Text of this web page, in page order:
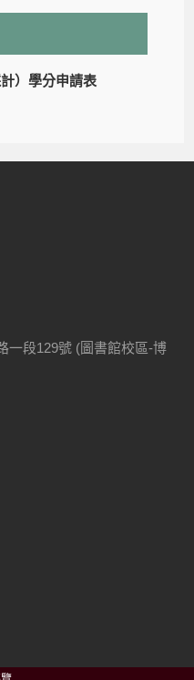
）學分申請表
一段129號 (圖書館校區-博